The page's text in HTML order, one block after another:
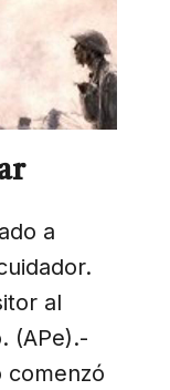
a
al
(APe).-
comenzó